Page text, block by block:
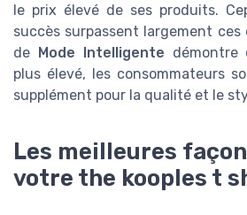
le prix élevé de ses produits.
succès surpassent largement
de Mode Intelligente démontre
plus élevé, les consommateurs
supplément pour la qualité et le
Les meilleures
votre the kooples t